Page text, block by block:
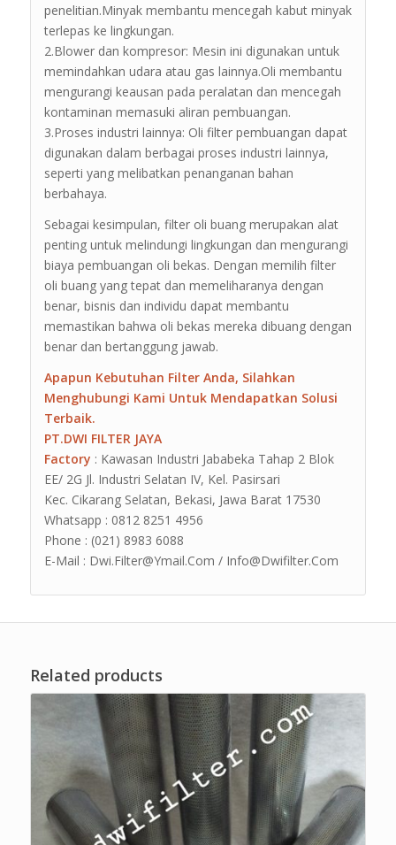
penelitian.Minyak membantu mencegah kabut minyak
terlepas ke lingkungan.
2.Blower dan kompresor: Mesin ini digunakan untuk
memindahkan udara atau gas lainnya.Oli membantu
mengurangi keausan pada peralatan dan mencegah
kontaminan memasuki aliran pembuangan.
3.Proses industri lainnya: Oli filter pembuangan dapat
digunakan dalam berbagai proses industri lainnya,
seperti yang melibatkan penanganan bahan
berbahaya.
Sebagai kesimpulan, filter oli buang merupakan alat
penting untuk melindungi lingkungan dan mengurangi
biaya pembuangan oli bekas. Dengan memilih filter
oli buang yang tepat dan memeliharanya dengan
benar, bisnis dan individu dapat membantu
memastikan bahwa oli bekas mereka dibuang dengan
benar dan bertanggung jawab.
Apapun Kebutuhan Filter Anda, Silahkan
Menghubungi Kami Untuk Mendapatkan Solusi
Terbaik.
PT.DWI FILTER JAYA
Factory : Kawasan Industri Jababeka Tahap 2 Blok
EE/ 2G Jl. Industri Selatan IV, Kel. Pasirsari
Kec. Cikarang Selatan, Bekasi, Jawa Barat 17530
Whatsapp : 0812 8251 4956
Phone : (021) 8983 6088
E-Mail : Dwi.Filter@Ymail.Com / Info@Dwifilter.Com
Related products